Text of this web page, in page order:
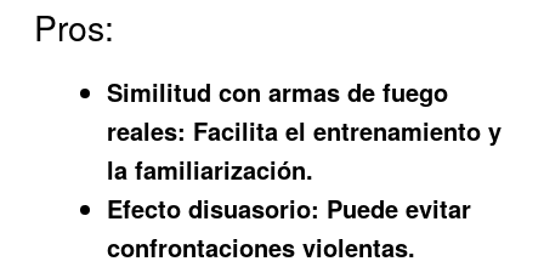
Pros:
Similitud con armas de fuego
reales: Facilita el entrenamiento y
la familiarización.
Efecto disuasorio: Puede evitar
confrontaciones violentas.